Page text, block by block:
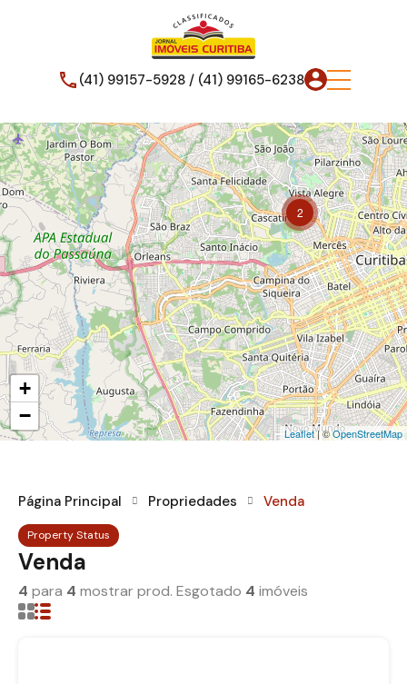
(41) 99157-5928 / (41) 99165-6238
2
+
−
Leaflet| ©OpenStreetMap
Página Principal Propriedades Venda
Property Status
Venda
4 para 4 mostrar prod. Esgotado 4 imóveis